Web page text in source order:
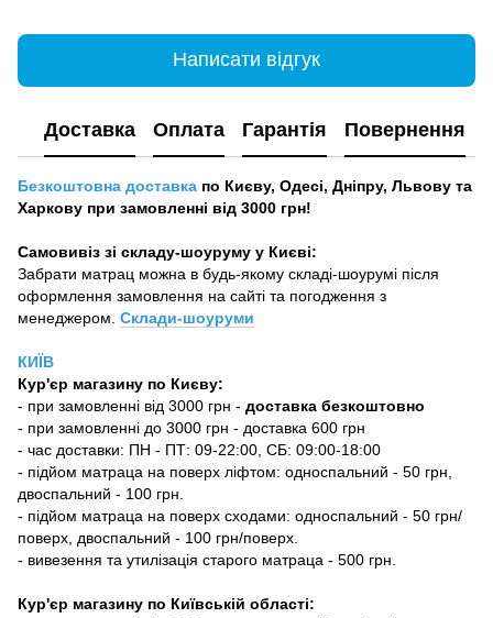
Написати відгук
Доставка Оплата Гарантія Повернення
Безкоштовна доставка по Києву, Одесі, Дніпру, Львову та
Харкову при замовленні від 3000 грн!
Самовивіз зі складу-шоуруму у Києві:
Забрати матрац можна в будь-якому складі-шоурумі після
оформлення замовлення на сайті та погодження з
менеджером. Склади-шоуруми
КИЇВ
Кур'єр магазину по Києву:
- при замовленні від 3000 грн - доставка безкоштовно
- при замовленні до 3000 грн - доставка 600 грн
- час доставки: ПН - ПТ: 09-22:00, СБ: 09:00-18:00
- підйом матраца на поверх ліфтом: односпальний - 50 грн,
двоспальний - 100 грн.
- підйом матраца на поверх сходами: односпальний - 50 грн/
поверх, двоспальний - 100 грн/поверх.
- вивезення та утилізація старого матраца - 500 грн.
Кур'єр магазину по Київській області: